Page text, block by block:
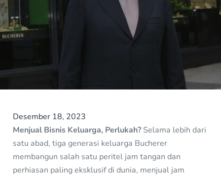
Desember 18, 2023
Menjual Bisnis Keluarga, Perlukah? Selama lebih dari
satu abad, tiga generasi keluarga Bucherer
membangun salah satu peritel jam tangan dan
perhiasan paling eksklusif di dunia, menjual jam